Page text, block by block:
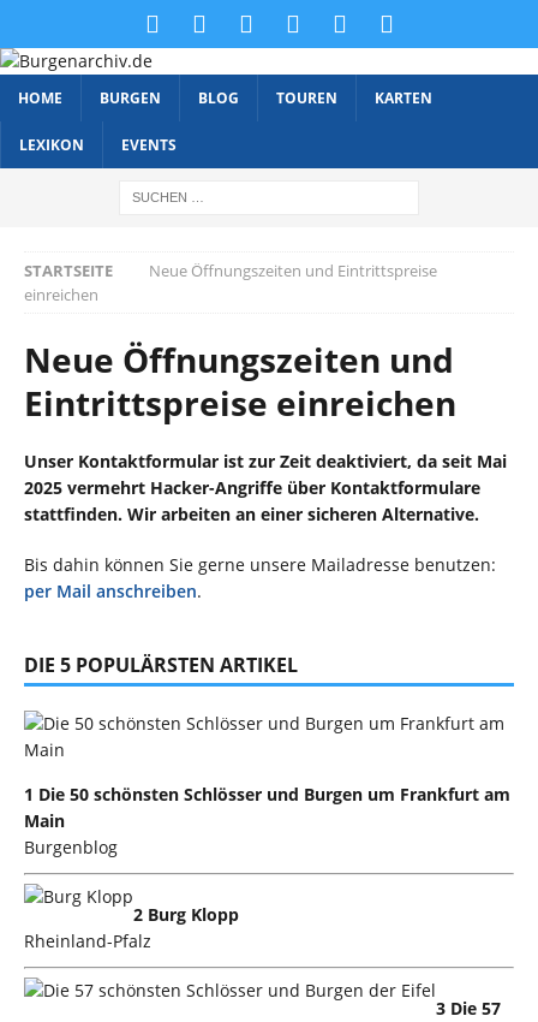
HOME BURGEN BLOG TOUREN KARTEN
LEXIKON EVENTS
STARTSEITE
Neue Öffnungszeiten und Eintrittspreise
einreichen
Neue Öffnungszeiten und
Eintrittspreise einreichen
Unser Kontaktformular ist zur Zeit deaktiviert, da seit Mai
2025 vermehrt Hacker-Angriffe über Kontaktformulare
stattfinden. Wir arbeiten an einer sicheren Alternative.
Bis dahin können Sie gerne unsere Mailadresse benutzen:
per Mail anschreiben.
DIE 5 POPULÄRSTEN ARTIKEL
1 Die 50 schönsten Schlösser und Burgen um Frankfurt am
Main
Burgenblog
2 Burg Klopp
Rheinland-Pfalz
3 Die 57